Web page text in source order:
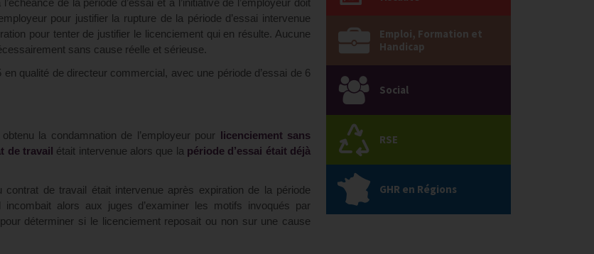
de la période d’essai et à l’initiative de l’employeur doit
pour justifier la rupture de la période d’essai intervenue
pour tenter de justifier le licenciement qui en résulte. Aucune
sans cause réelle et sérieuse.
qualité de directeur commercial, avec une période d’essai de 6
la condamnation de l’employeur pour
licenciement sans
de travail était intervenue alors que la période d’essai était déjà
contrat de travail était intervenue après expiration de la période
incombait alors aux juges d’examiner les motifs invoqués par
déterminer si le licenciement reposait ou non sur une cause
Emploi, Formation et
Handicap
Social
RSE
GHR en Régions